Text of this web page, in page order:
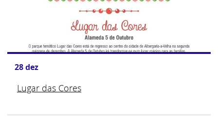
28dez
Lugar das Cores